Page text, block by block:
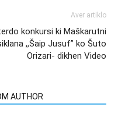
Aver artiklo
konkursi ki Maškarutni
,,Šaip Jusuf” ko Šuto
Orizari- dikhen Video
AUTHOR